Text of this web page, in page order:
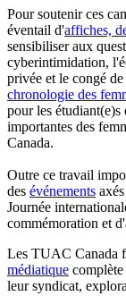
Pour soutenir ces
éventail d'affiches,
sensibiliser aux
cyberintimidation,
privée et le congé
chronologie des
pour les
importantes des
Canada.
Outre ce travail
des événements
Journée
commémoration et
Les TUAC Canada
médiatique complète
leur syndicat,